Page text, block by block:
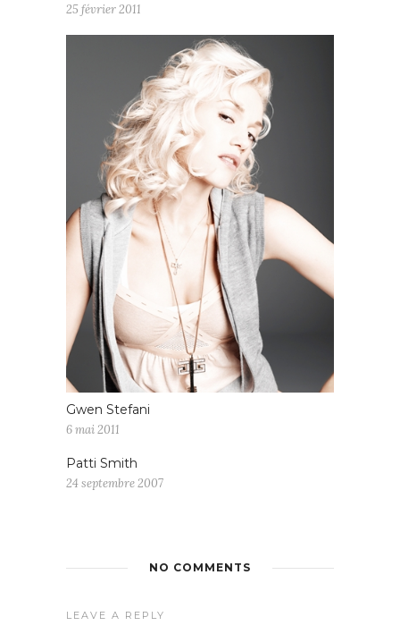
25 février 2011
Gwen Stefani
6 mai 2011
Patti Smith
24 septembre 2007
NO COMMENTS
LEAVE A REPLY